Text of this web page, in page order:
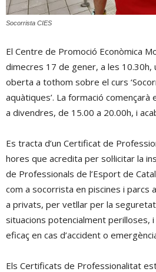
Socorrista CIES
El Centre de Promoció Econòmica
dimecres 17 de gener, a les 10.30h,
oberta a tothom sobre el curs
aquàtiques’. La formació
a divendres, de 15.00 a 20.00h, i
Es tracta d’un Certificat de
hores que acredita per sol·licitar la
de Professionals de l’Esport de
com a socorrista en piscines i parcs
a privats, per vetllar per la
situacions potencialment perilloses,
eficaç en cas d’accident o
Els Certificats de Professionalitat